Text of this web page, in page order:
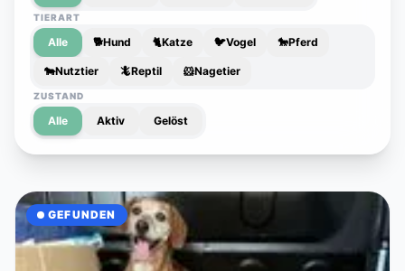
TIERART
Alle 🐕Hund 🐈Katze 🐦Vogel 🐎Pferd
🐄Nutztier 🦎Reptil 🐹Nagetier
ZUSTAND
Alle Aktiv Gelöst
GEFUNDEN